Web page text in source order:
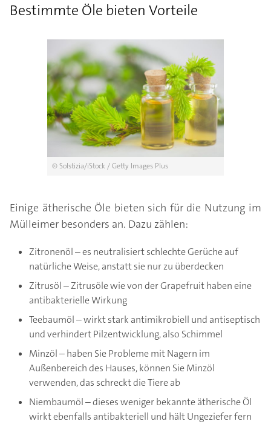
Bestimmte Öle bieten Vorteile
© Solstizia/iStock / Getty Images Plus
Einige ätherische Öle bieten sich für die Nutzung im
Mülleimer besonders an. Dazu zählen:
Zitronenöl – es neutralisiert schlechte Gerüche auf
natürliche Weise, anstatt sie nur zu überdecken
Zitrusöl – Zitrusöle wie von der Grapefruit haben eine
antibakterielle Wirkung
Teebaumöl – wirkt stark antimikrobiell und antiseptisch
und verhindert Pilzentwicklung, also Schimmel
Minzöl – haben Sie Probleme mit Nagern im
Außenbereich des Hauses, können Sie Minzöl
verwenden, das schreckt die Tiere ab
Niembaumöl – dieses weniger bekannte ätherische Öl
wirkt ebenfalls antibakteriell und hält Ungeziefer fern